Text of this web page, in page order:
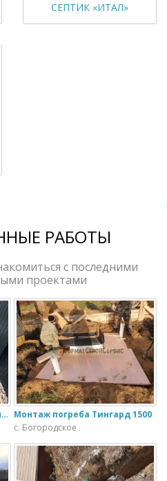
СЕПТИК «ИТАЛ»
РАБОТЫ
с последними
проектами
Монтаж очистного сооружения Тверь - 1.1ПН в загородном доме Монтаж погреба Тингард 1500
с. Богородское